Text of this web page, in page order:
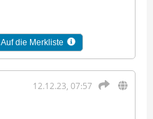
Auf die Merkliste
12.12.23, 07:57